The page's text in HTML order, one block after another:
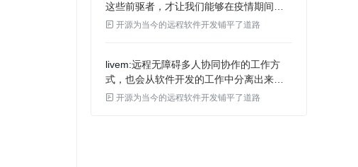
这些前驱者，才让我们能够在疫情期间居
家办公。
 开源为当今的远程软件开发铺平了道路
livem 远程无障碍多人协同协作的工作方
式，也会从软件开发的工作中分离出来，
让更多不同行业、不同的工作岗位受益
 开源为当今的远程软件开发铺平了道路